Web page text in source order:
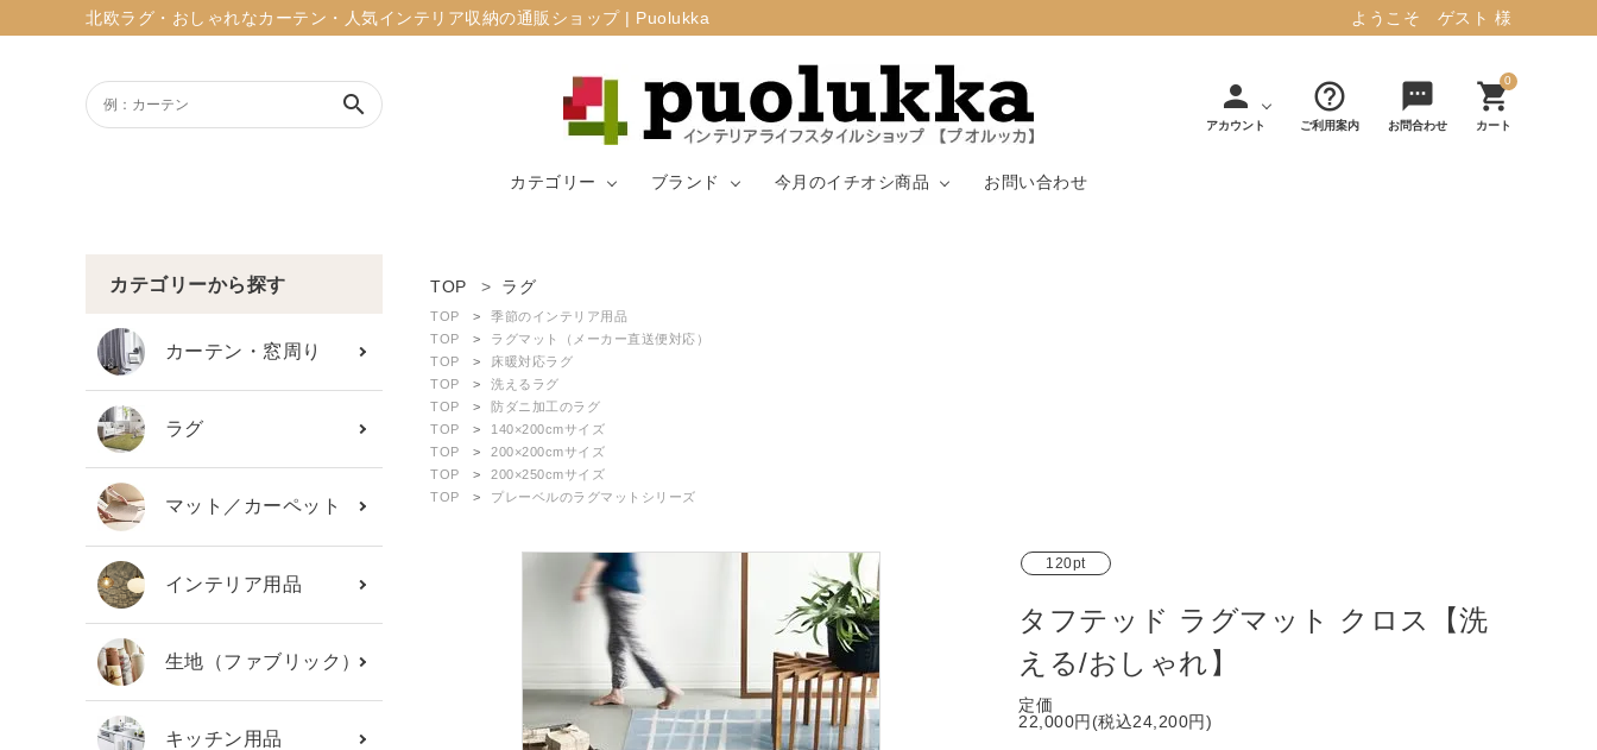
北欧ラグ・おしゃれなカーテン・人気インテリア収納の通販ショップ | Puolukka ようこそ ゲスト 様
search person
アカウント
help_outline
ご利用案内
sms
お問合わせ
0
shopping_cart
カート
カテゴリー
り
ブランド 今月のイチオシ商品 お問い合わせ
ようこそ ゲスト 様
ログイン person 新規会員登録
カテゴリーから探す
ブランド
ガイドライン
カテゴリーから探す
カーテン・窓周り
ラグ
マット／カーペット
インテリア用品
生地（ファブリック）
キッチン用品
TOP ラグ
TOP
季節のインテリア用品
TOP
ラグマット（メーカー直送便対応）
TOP
床暖対応ラグ
TOP
洗えるラグ
TOP
防ダニ加工のラグ
TOP
140×200cmサイズ
TOP
200×200cmサイズ
TOP
200×250cmサイズ
TOP
プレーベルのラグマットシリーズ
120pt
タフテッド ラグマット クロス【洗
える/おしゃれ】
定価
22,000円(税込24,200円)